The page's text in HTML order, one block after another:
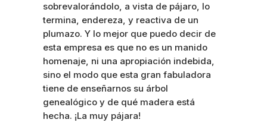
sobrevalorándolo, a vista de pájaro, lo
termina, endereza, y reactiva de un
plumazo. Y lo mejor que puedo decir de
esta empresa es que no es un manido
homenaje, ni una apropiación indebida,
sino el modo que esta gran fabuladora
tiene de enseñarnos su árbol
genealógico y de qué madera está
hecha. ¡La muy pájara!